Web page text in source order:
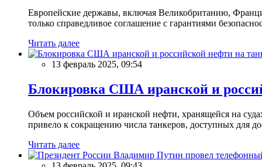
Европейские державы, включая Великобританию,
только справедливое соглашение с гарантиями
Читать далее
13 февраль 2025, 09:54
Блокировка США иранской и
Объем российской и иранской нефти, хранящейся на
привело к сокращению числа танкеров, доступных для
Читать далее